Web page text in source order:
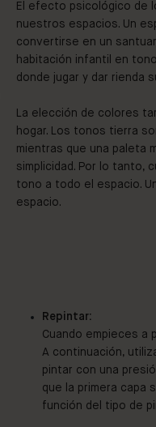
El efecto psicológico de
nuestros espacios. Un
convertirse en un
habitación infantil en
donde jugar y dar rienda
La elección de colores
hogar. Los tonos tierra
mientras que una paleta
simplicidad. Por lo tanto,
tono a todo el espacio.
espacio.
Repintar:
Cuando empieces a
A continuación,
pintar con una
que la primera capa
función del tipo de